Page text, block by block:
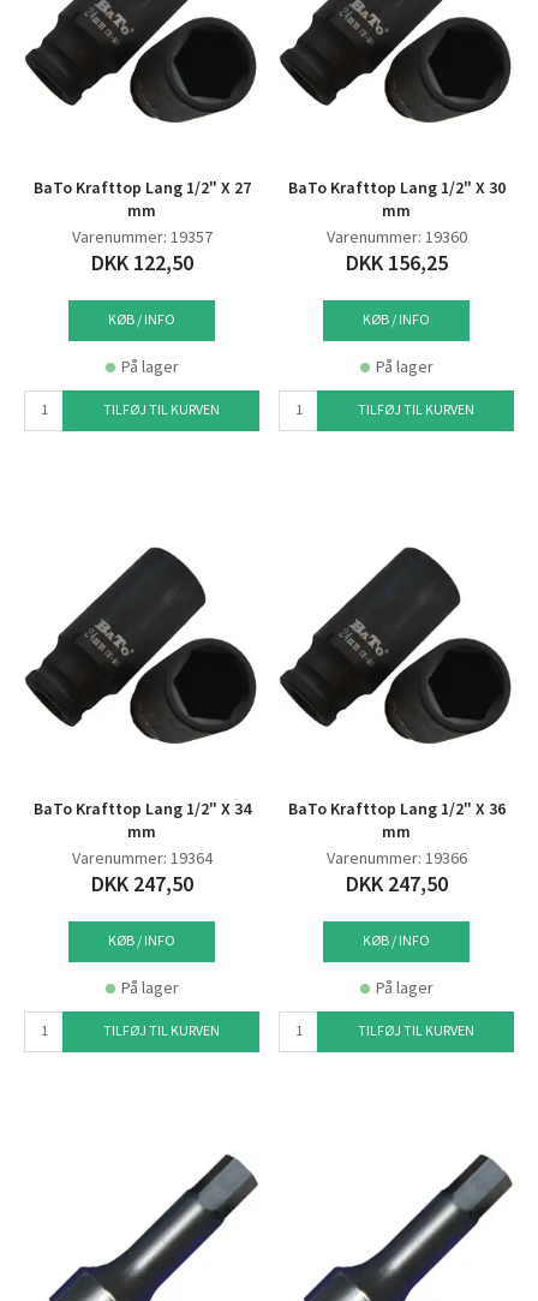
BaTo Krafttop Lang 1/2" X 27
mm
Varenummer: 19357
DKK 122,50
KØB / INFO
På lager
TILFØJ TIL KURVEN
BaTo Krafttop Lang 1/2" X 30
mm
Varenummer: 19360
DKK 156,25
KØB / INFO
På lager
TILFØJ TIL KURVEN
BaTo Krafttop Lang 1/2" X 34
mm
Varenummer: 19364
DKK 247,50
KØB / INFO
På lager
TILFØJ TIL KURVEN
BaTo Krafttop Lang 1/2" X 36
mm
Varenummer: 19366
DKK 247,50
KØB / INFO
På lager
TILFØJ TIL KURVEN